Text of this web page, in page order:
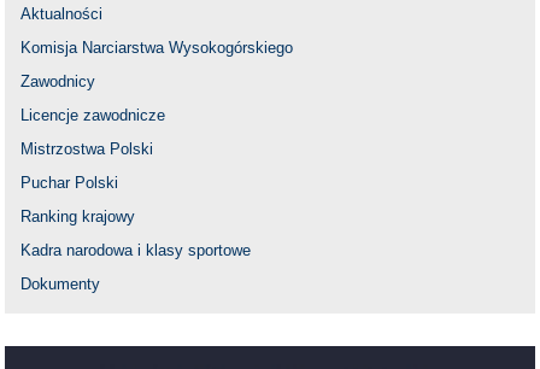
Aktualności
Komisja Narciarstwa Wysokogórskiego
Zawodnicy
Licencje zawodnicze
Mistrzostwa Polski
Puchar Polski
Ranking krajowy
Kadra narodowa i klasy sportowe
Dokumenty